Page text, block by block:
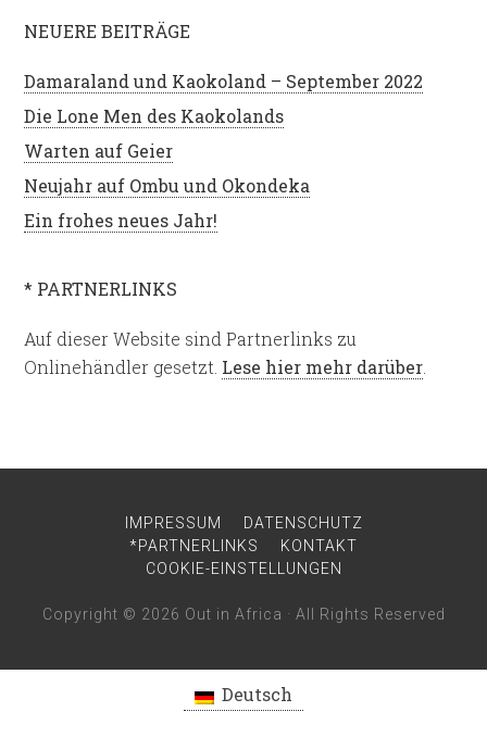
NEUERE BEITRÄGE
Damaraland und Kaokoland – September 2022
Die Lone Men des Kaokolands
Warten auf Geier
Neujahr auf Ombu und Okondeka
Ein frohes neues Jahr!
* PARTNERLINKS
Auf dieser Website sind Partnerlinks zu
Onlinehändler gesetzt. Lese hier mehr darüber
IMPRESSUM
DATENSCHUTZ
*PARTNERLINKS
KONTAKT
COOKIE-EINSTELLUNGEN
Copyright © 2026 Out in Africa · All Rights Reserved
Deutsch